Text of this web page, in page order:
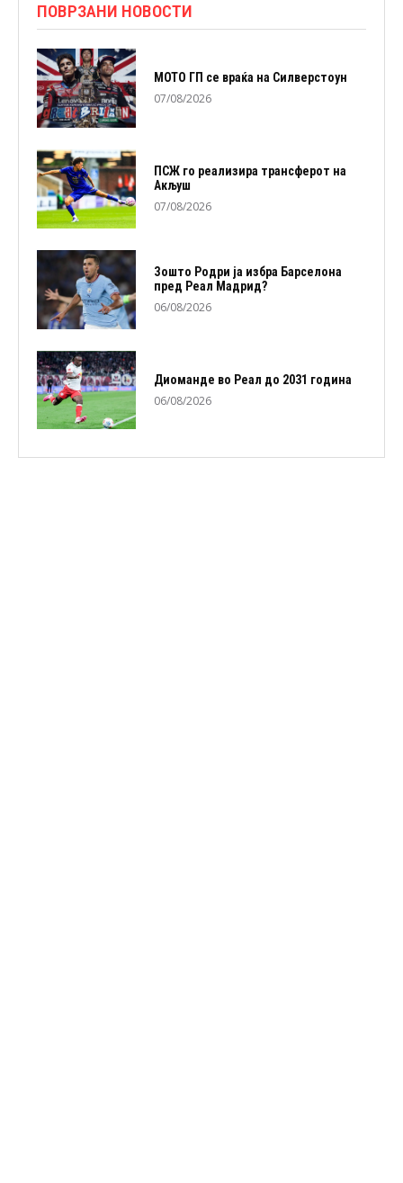
ПОВРЗАНИ НОВОСТИ
МОТО ГП се враќа на Силверстоун
07/08/2026
ПСЖ го реализира трансферот на
Акљуш
07/08/2026
Зошто Родри ја избра Барселона
пред Реал Мадрид?
06/08/2026
Диоманде во Реал до 2031 година
06/08/2026